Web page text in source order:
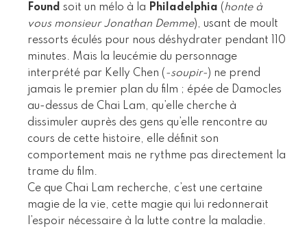
Found soit un mélo à la Philadelphia (honte à
vous monsieur Jonathan Demme), usant de moult
ressorts éculés pour nous déshydrater pendant 110
minutes. Mais la leucémie du personnage
interprété par Kelly Chen ( -soupir-) ne prend
jamais le premier plan du film ; épée de Damocles
au-dessus de Chai Lam, qu’elle cherche à
dissimuler auprès des gens qu’elle rencontre au
cours de cette histoire, elle définit son
comportement mais ne rythme pas directement la
trame du film.
Ce que Chai Lam recherche, c’est une certaine
magie de la vie, cette magie qui lui redonnerait
l’espoir nécessaire à la lutte contre la maladie.